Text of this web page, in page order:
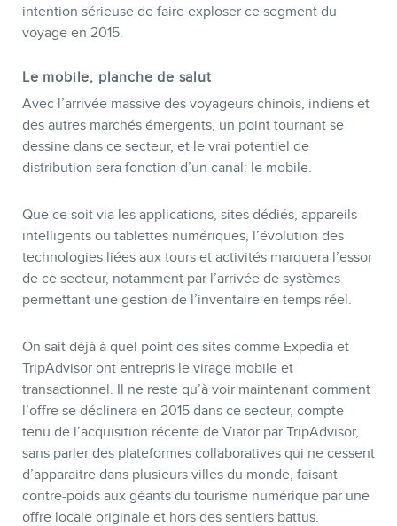
intention sérieuse de faire exploser ce segment du
voyage en 2015.
Le mobile, planche de salut
Avec l’arrivée massive des voyageurs chinois, indiens et
des autres marchés émergents, un point tournant se
dessine dans ce secteur, et le vrai potentiel de
distribution sera fonction d’un canal: le mobile.
Que ce soit via les applications, sites dédiés, appareils
intelligents ou tablettes numériques, l’évolution des
technologies liées aux tours et activités marquera l’essor
de ce secteur, notamment par l’arrivée de systèmes
permettant une gestion de l’inventaire en temps réel.
On sait déjà à quel point des sites comme Expedia et
TripAdvisor ont entrepris le virage mobile et
transactionnel. Il ne reste qu’à voir maintenant comment
l’offre se déclinera en 2015 dans ce secteur, compte
tenu de l’acquisition récente de Viator par TripAdvisor,
sans parler des plateformes collaboratives qui ne cessent
d’apparaitre dans plusieurs villes du monde, faisant
contre-poids aux géants du tourisme numérique par une
offre locale originale et hors des sentiers battus.